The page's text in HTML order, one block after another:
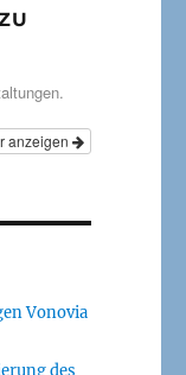
anzeigen
Vonovia
des